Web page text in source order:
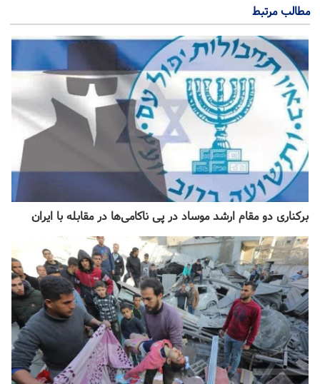
مطالب مرتبط
برکناری دو مقام ارشد موساد در پی ناکامی‌ها در مقابله با ایران